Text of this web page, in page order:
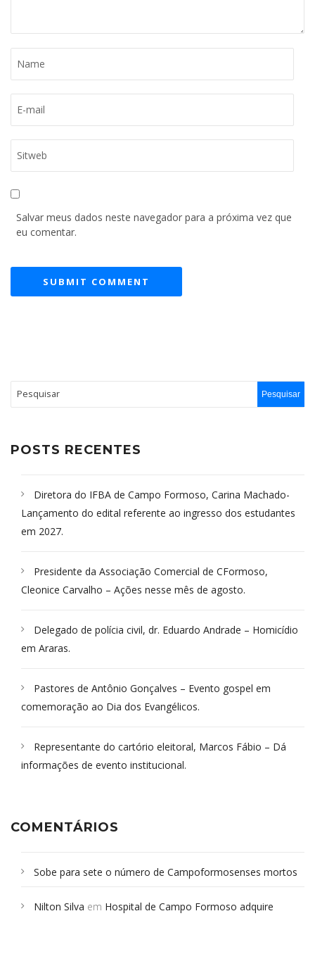
Salvar meus dados neste navegador para a próxima vez que
eu comentar.
POSTS RECENTES
Diretora do IFBA de Campo Formoso, Carina Machado-
Lançamento do edital referente ao ingresso dos estudantes
em 2027.
Presidente da Associação Comercial de CFormoso,
Cleonice Carvalho – Ações nesse mês de agosto.
Delegado de polícia civil, dr. Eduardo Andrade – Homicídio
em Araras.
Pastores de Antônio Gonçalves – Evento gospel em
comemoração ao Dia dos Evangélicos.
Representante do cartório eleitoral, Marcos Fábio – Dá
informações de evento institucional.
COMENTÁRIOS
Sobe para sete o número de Campoformosenses mortos
Campoformosenses que morreram em desabamentos são
Nilton Silva em Hospital de Campo Formoso adquire